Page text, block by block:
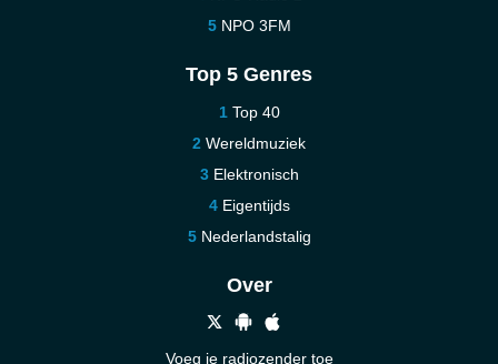
NPO 3FM
Top 5 Genres
Top 40
Wereldmuziek
Elektronisch
Eigentijds
Nederlandstalig
Over
Voeg je radiozender toe